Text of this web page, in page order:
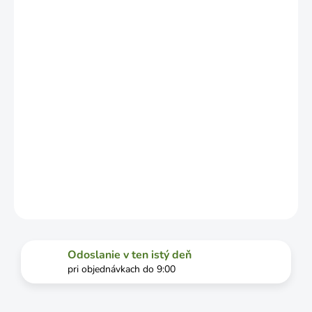
Odoslanie v ten istý deň
pri objednávkach do 9:00